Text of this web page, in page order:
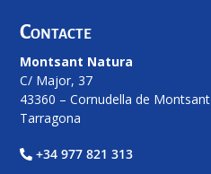
Contacte
Montsant Natura
C/ Major, 37
43360 – Cornudella de Montsant
Tarragona
+34 977 821 313